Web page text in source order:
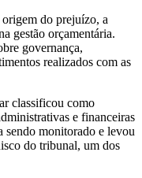
do prejuízo, a
gestão orçamentária.
governança,
realizados com as
classificou como
e financeiras
sendo monitorado e levou
do tribunal, um dos